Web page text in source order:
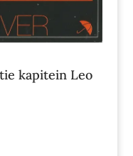
kapitein Leo